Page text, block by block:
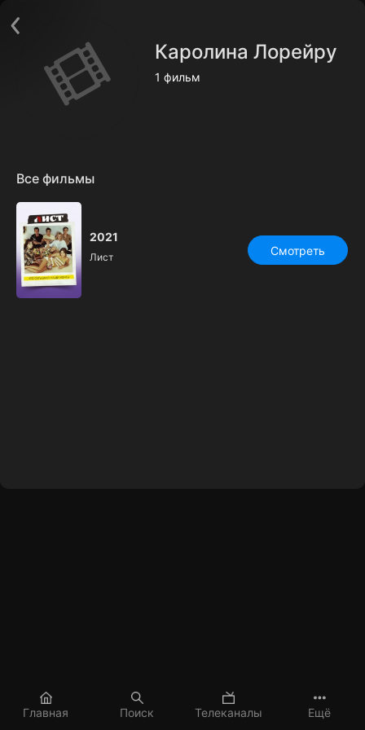
Главная Поиск Телеканалы Ещё
Каролина Лорейру
1 фильм
Все фильмы
2021
Лист Смотреть
Пользовательское соглашение
Политика конфиденциальности
Открыть приложение
Ввести промокод